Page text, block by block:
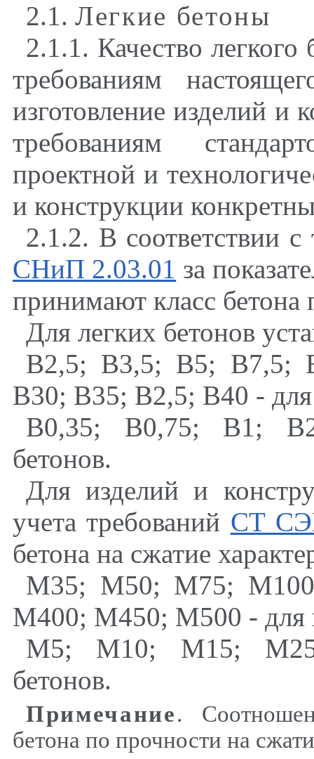
2.1. Легкие бетоны
2.1.1. Качество легкого
требованиям
изготовление изделий и
требованиям
проектной и
и конструкции
2.1.2. В соответствии
СНиП 2.03.01 за
принимают класс бетона
Для легких бетонов
В2,5; В3,5; В5; В7,5;
В30; В35; В2,5; В40 -
В0,35; В0,75; В1;
бетонов.
Для изделий и
учета требований СТ
бетона на сжатие
М35; М50; М75; М100
М400; М450; М500 - для
М5; М10; М15; М25
бетонов.
Примечание.
бетона по прочности на